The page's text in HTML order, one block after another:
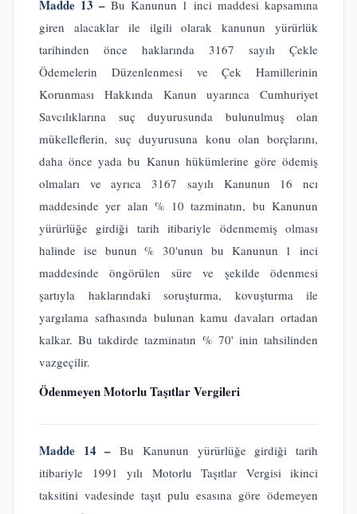
Madde 13 – Bu Kanunun 1 inci maddesi kapsamına
giren alacaklar ile ilgili olarak kanunun yürürlük
tarihinden önce haklarında 3167 sayılı Çekle
Ödemelerin Düzenlenmesi ve Çek Hamillerinin
Korunması Hakkında Kanun uyarınca Cumhuriyet
Savcılıklarına suç duyurusunda bulunulmuş olan
mükelleflerin, suç duyurusuna konu olan borçlarını,
daha önce yada bu Kanun hükümlerine göre ödemiş
olmaları ve ayrıca 3167 sayılı Kanunun 16 ncı
maddesinde yer alan % 10 tazminatın, bu Kanunun
yürürlüğe girdiği tarih itibariyle ödenmemiş olması
halinde ise bunun % 30'unun bu Kanunun 1 inci
maddesinde öngörülen süre ve şekilde ödenmesi
şartıyla haklarındaki soruşturma, kovuşturma ile
yargılama safhasında bulunan kamu davaları ortadan
kalkar. Bu takdirde tazminatın % 70' inin tahsilinden
vazgeçilir.
Ödenmeyen Motorlu Taşıtlar Vergileri
Madde 14 –Bu Kanunun yürürlüğe girdiği tarih
itibariyle 1991 yılı Motorlu Taşıtlar Vergisi ikinci
taksitini vadesinde taşıt pulu esasına göre ödemeyen